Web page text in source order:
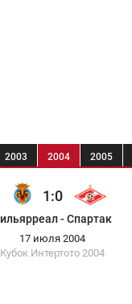
2003 2004 2005
1:0
- Спартак
17 июля 2004
Кубок Интертото2004